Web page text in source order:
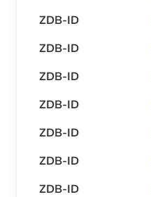
ZDB-ID
ZDB-ID
ZDB-ID
ZDB-ID
ZDB-ID
ZDB-ID
ZDB-ID